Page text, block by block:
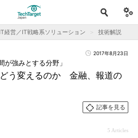
IT経営／IT戦略系ソリューション 技術解説
2017年8月23日
う変えるのか 金融、報道の
が強みとする分野」
記事を見る
5 Articles